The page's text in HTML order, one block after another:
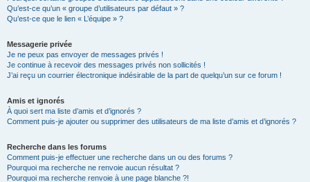
Qu’est-ce qu’un « groupe d’utilisateurs par défaut » ?
Qu’est-ce que le lien « L’équipe » ?
Messagerie privée
Je ne peux pas envoyer de messages privés !
Je continue à recevoir des messages privés non sollicités !
J’ai reçu un courrier électronique indésirable de la part de quelqu’un sur ce forum !
Amis et ignorés
À quoi sert ma liste d’amis et d’ignorés ?
Comment puis-je ajouter ou supprimer des utilisateurs de ma liste d’amis et d’ignorés ?
Recherche dans les forums
Comment puis-je effectuer une recherche dans un ou des forums ?
Pourquoi ma recherche ne renvoie aucun résultat ?
Pourquoi ma recherche renvoie à une page blanche ?!